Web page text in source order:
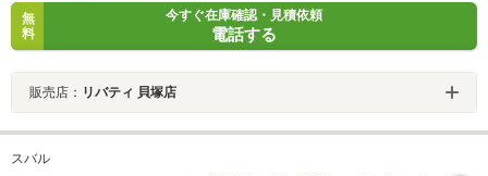
無
料
今すぐ在庫確認・見積依頼
電話する
販売店： リバティ 貝塚店
スバル